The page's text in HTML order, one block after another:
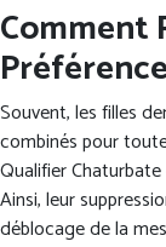
Comment
Souvent, les filles
combinés pour
Qualifier
Ainsi, leur
déblocage de la